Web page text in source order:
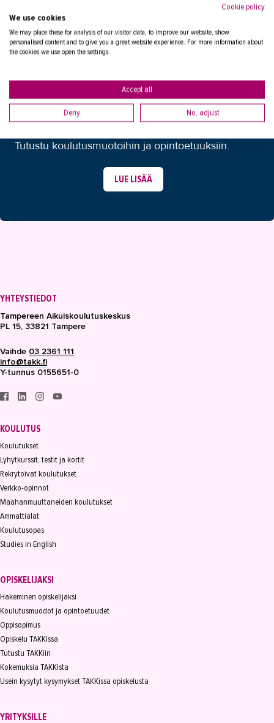
MIKÄ KOULUTUSMUOTO SOPII
SINULLE?
Tutustu koulutusmuotoihin ja opintoetuuksiin.
LUE LISÄÄ
YHTEYSTIEDOT
Tampereen Aikuiskoulutuskeskus
PL 15, 33821 Tampere
Vaihde 03 2361 111
info@takk.fi
Y-tunnus 0155651-0
KOULUTUS
Koulutukset
Lyhytkurssit, testit ja kortit
Rekrytoivat koulutukset
Verkko-opinnot
Maahanmuuttaneiden koulutukset
Ammattialat
Koulutusopas
Studies in English
OPISKELIJAKSI
Hakeminen opiskelijaksi
Koulutusmuodot ja opintoetuudet
Oppisopimus
Opiskelu TAKKissa
Tutustu TAKKiin
Kokemuksia TAKKista
Usein kysytyt kysymykset TAKKissa opiskelusta
YRITYKSILLE
Cookie policy
We use cookies
We may place these for analysis of our visitor data, to improve our website, show
personalised content and to give you a great website experience. For more information about
the cookies we use open the settings.
Accept all
Deny No, adjust